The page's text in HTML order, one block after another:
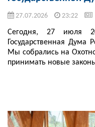
27.07.2026 23:22
Сегодня, 27 июля
Государственная Дума
Мы собрались на
принимать новые